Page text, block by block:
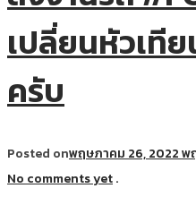
เปลี่ยนหัวเที
ครับ
Posted onพฤษภาคม 26, 2022พ
No comments yet.